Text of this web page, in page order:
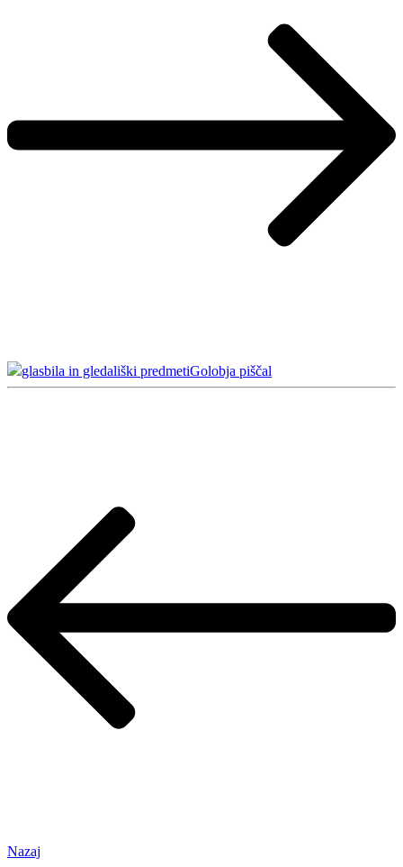
glasbila in gledališki predmetiGolobja piščal
Nazaj